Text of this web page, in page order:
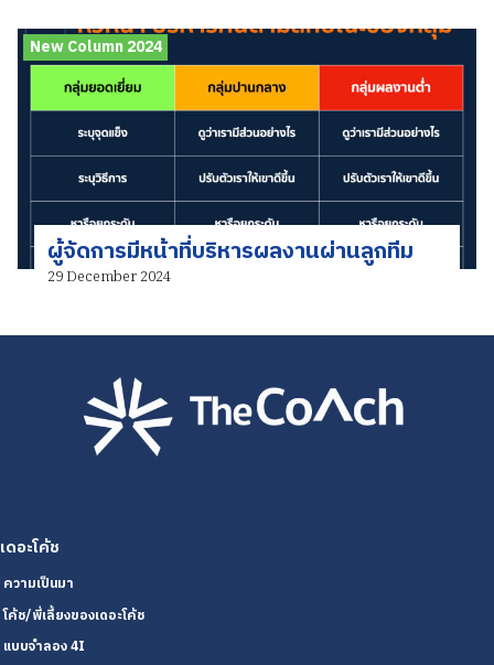
New Column 2024
ผู้จัดการมีหน้าที่บริหารผลงานผ่านลูกทีม
29 December 2024
เดอะโค้ช
ความเป็นมา
โค้ช/พี่เลี้ยงของเดอะโค้ช
แบบจำลอง 4I